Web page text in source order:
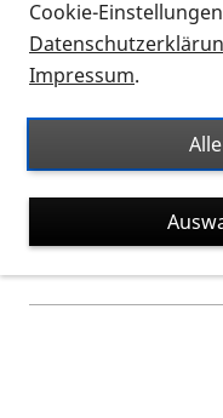
https://
kids.de/de/
01.04.2023, 08:00
Cookie-
Impressum.